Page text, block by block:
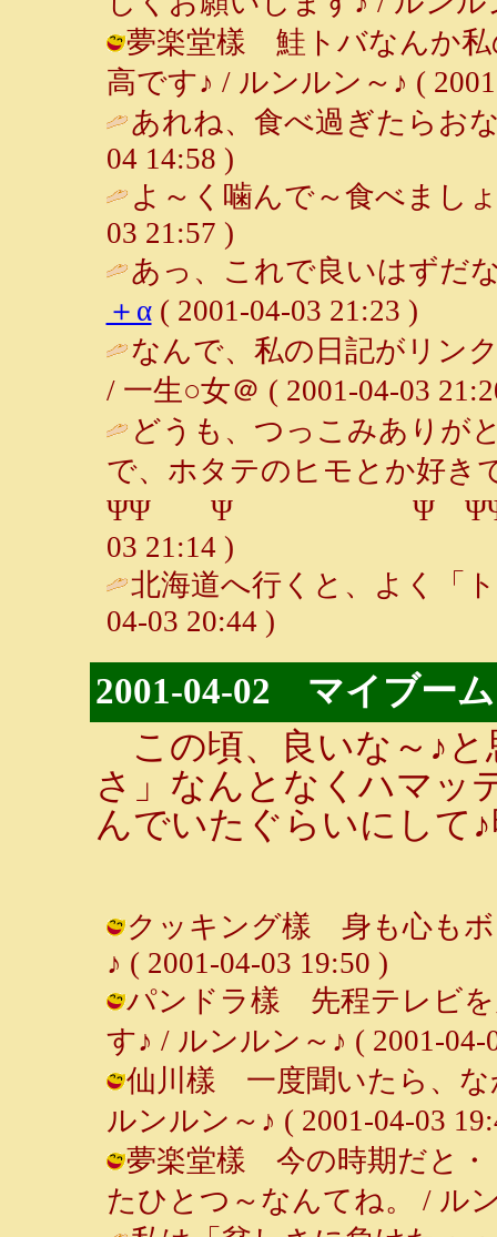
夢楽堂樣 鮭トバなんか私
高です♪ / ルンルン～♪ (
あれね、食べ過ぎたらお
04 14:58 )
よ～く噛んで～食べまし
03 21:57 )
あっ、これで良いはずだ
＋α( 2001-04-03 21:23 )
なんで、私の日記がリン
/ 一生○女＠ ( 2001-04-03
どうも、つっこみありが
で、ホタテのヒモとか好
ΨΨ Ψ Ψ ΨΨ / 一生○女
03 21:14 )
北海道へ行くと、よく「
04-03 20:44 )
2001-04-02 マイブーム
この頃、良いな～♪と
さ」なんとなくハマッ
んでいたぐらいにして
クッキング樣 身も心もボ
♪ ( 2001-04-03 19:50 )
パンドラ樣 先程テレビを
す♪ / ルンルン～♪ ( 2001-04-
仙川樣 一度聞いたら、な
ルンルン～♪ ( 2001-04-03
夢楽堂樣 今の時期だと・
たひとつ～なんてね。 / ル